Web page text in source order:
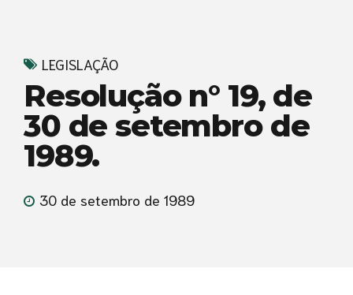
LEGISLAÇÃO
Resolução n° 19, de
30 de setembro de
1989.
30 de setembro de 1989